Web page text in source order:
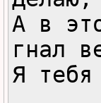
А в
гнал
Я тебя